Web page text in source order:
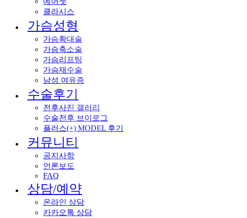
클라시스
가슴성형
가슴확대술
가슴축소술
가슴리프팅
가슴재수술
남성 여유증
수술후기
전후사진 갤러리
수술전후 브이로그
플러스(+) MODEL 후기
커뮤니티
공지사항
언론보도
FAQ
상담/예약
온라인 상담
카카오톡 상담